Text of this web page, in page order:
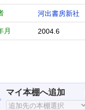
河出書房新社
月 2004.6
マイ本棚へ追加